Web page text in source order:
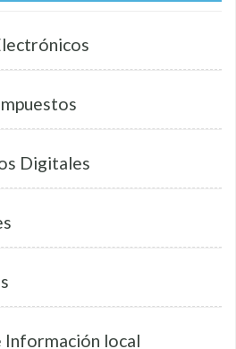
Digitales
Información local